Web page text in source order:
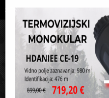
Podrobno
Vaša košarica je še prazna